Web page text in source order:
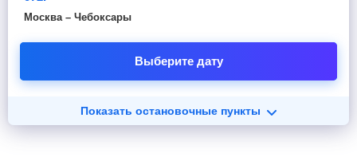
Москва – Чебоксары
Выберите дату
Показать остановочные пункты